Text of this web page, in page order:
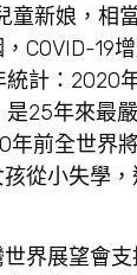
童新娘，相
COVID-19
統計：2020
是25年來最
前全世界
從小失學
界展望會